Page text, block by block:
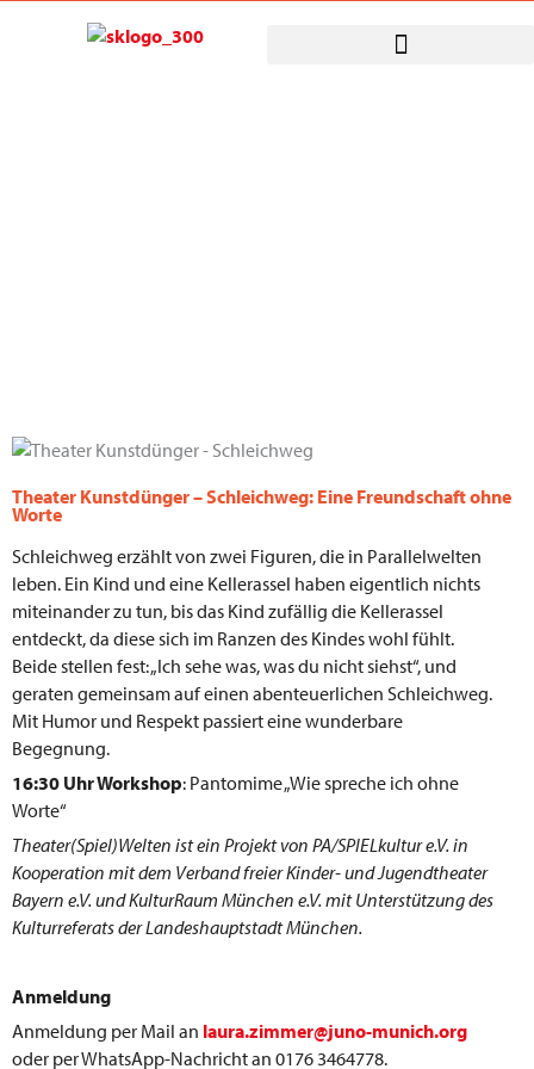
Theater Kunstdünger – Schleichweg: Eine Freundschaft ohne
Worte
Schleichweg erzählt von zwei Figuren, die in Parallelwelten
leben. Ein Kind und eine Kellerassel haben eigentlich nichts
miteinander zu tun, bis das Kind zufällig die Kellerassel
entdeckt, da diese sich im Ranzen des Kindes wohl fühlt.
Beide stellen fest: „Ich sehe was, was du nicht siehst“, und
geraten gemeinsam auf einen abenteuerlichen Schleichweg.
Mit Humor und Respekt passiert eine wunderbare
Begegnung.
16:30 Uhr Workshop: Pantomime „Wie spreche ich ohne
Worte“
Theater(Spiel)Welten ist ein Projekt von PA/SPIELkultur e.V. in
Kooperation mit dem Verband freier Kinder- und Jugendtheater
Bayern e.V. und KulturRaum München e.V. mit Unterstützung des
Kulturreferats der Landeshauptstadt München.
Anmeldung
Anmeldung per Mail an laura.zimmer@juno-munich.org
oder per WhatsApp-Nachricht an 0176 3464778.